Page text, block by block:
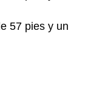
57 pies y un